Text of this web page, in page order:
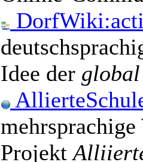
Idee der
Projekt